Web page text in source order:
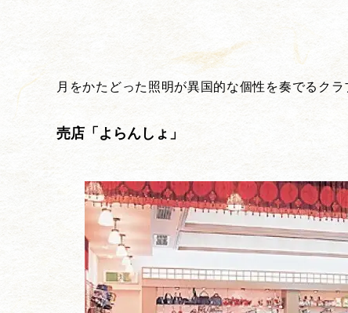
月をかたどった照明が異国的な個性を奏でるク
売店「よらんしょ」